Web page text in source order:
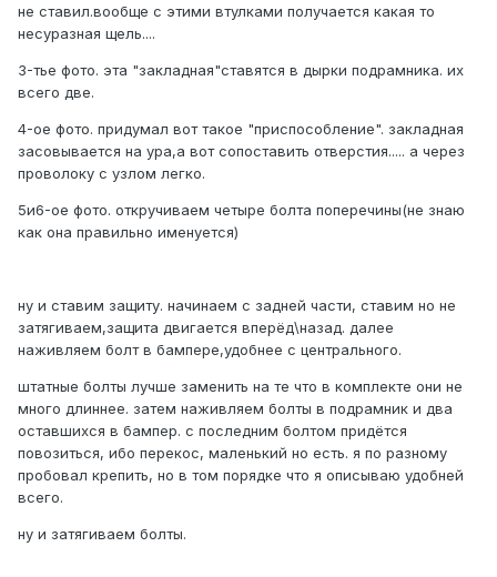
не ставил.вообще с этими втулками получается какая то
несуразная щель....
3-тье фото. эта "закладная"ставятся в дырки подрамника. их
всего две.
4-ое фото. придумал вот такое "приспособление". закладная
засовывается на ура,а вот сопоставить отверстия..... а через
проволоку с узлом легко.
5и6-ое фото. откручиваем четыре болта поперечины(не знаю
как она правильно именуется)
ну и ставим защиту. начинаем с задней части, ставим но не
затягиваем,защита двигается вперёд\назад. далее
наживляем болт в бампере,удобнее с центрального.
штатные болты лучше заменить на те что в комплекте они не
много длиннее. затем наживляем болты в подрамник и два
оставшихся в бампер. с последним болтом придётся
повозиться, ибо перекос, маленький но есть. я по разному
пробовал крепить, но в том порядке что я описываю удобней
всего.
ну и затягиваем болты.